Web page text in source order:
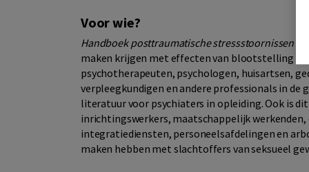
Voor wie?
Handboek posttraumatische stressstoornissen
maken krijgen met effecten van blootstelling
psychotherapeuten, psychologen, huisartsen,
verpleegkundigen en andere professionals in de
literatuur voor psychiaters in opleiding. Ook is
inrichtingswerkers, maatschappelijk
integratiediensten, personeelsafdelingen en
maken hebben met slachtoffers van seksueel